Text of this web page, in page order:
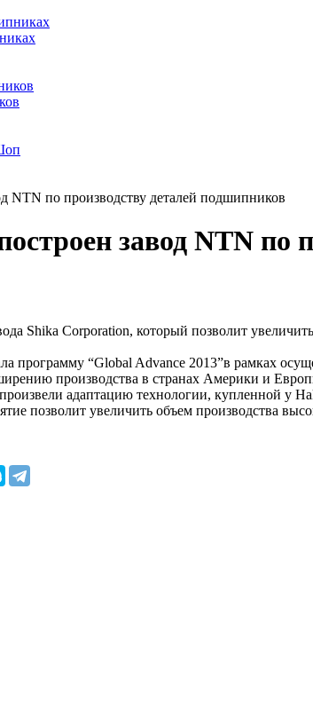
NTN по производству деталей подшипников
завод NTN по
Shika Corporation, который позволит
программу “Global Advance 2013”в рамках
производства в странах Америки и
адаптацию технологии, купленной у
позволит увеличить объем производства